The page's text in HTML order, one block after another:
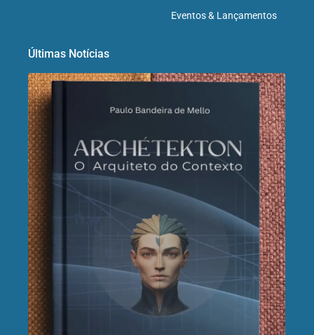
Eventos & Lançamentos
Últimas Notícias